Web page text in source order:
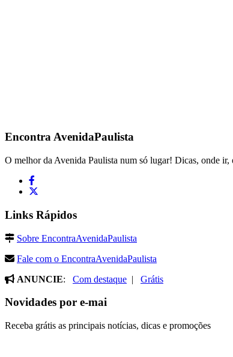
EncontraAvenidaPaulista
O melhor da Avenida Paulista num só lugar! Dicas, onde
Links Rápidos
Sobre EncontraAvenidaPaulista
Fale com o EncontraAvenidaPaulista
ANUNCIE: Com destaque | Grátis
Novidades por e-mai
Receba grátis as principais notícias, dicas e promoções